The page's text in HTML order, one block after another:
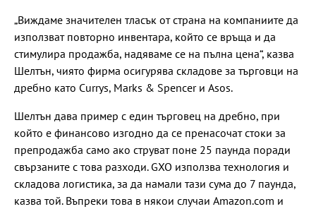
„Виждаме значителен тласък от страна на компаниите да
използват повторно инвентара, който се връща и да
стимулира продажба, надяваме се на пълна цена“, казва
Шелтън, чиято фирма осигурява складове за търговци на
дребно като Currys, Marks & Spencer и Asos.
Шелтън дава пример с един търговец на дребно, при
който е финансово изгодно да се пренасочат стоки за
препродажба само ако струват поне 25 паунда поради
свързаните с това разходи. GXO използва технология и
складова логистика, за да намали тази сума до 7 паунда,
казва той. Въпреки това в някои случаи Amazon.com и